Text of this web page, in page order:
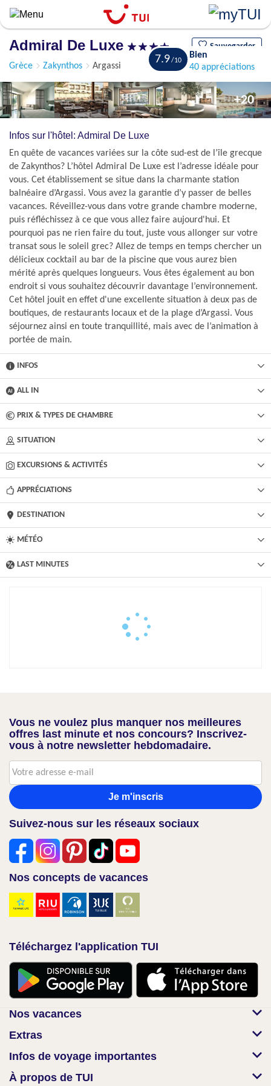
Aller
au
principal
Admiral De Luxe Sauvegarder
Grèce Zakynthos Argassi
7.9
Bien
40 appréciations
+20
Infos sur l'hôtel: Admiral De Luxe
En quête de vacances variées sur la côte sud-est de l’île grecque
de Zakynthos? L’hôtel Admiral De Luxe est l’adresse idéale pour
vous. Cet établissement se situe dans la charmante station
balnéaire d’Argassi. Vous avez la garantie d’y passer de belles
vacances. Réveillez-vous dans votre grande chambre moderne,
puis réfléchissez à ce que vous allez faire aujourd'hui. Et
pourquoi pas ne rien faire du tout, juste vous allonger sur votre
transat sous le soleil grec? Allez de temps en temps chercher un
délicieux cocktail au bar de la piscine que vous aurez bien
mérité après quelques longueurs. Vous êtes également au bon
endroit si vous souhaitez découvrir davantage l’environnement.
Cet hôtel jouit en effet d'une excellente situation à deux pas de
boutiques, de restaurants locaux et de la plage d’Argassi. Vous
séjournez ainsi en toute tranquillité, mais avec de l’animation à
portée de main.
INFOS
ALL IN
PRIX & TYPES DE CHAMBRE
SITUATION
EXCURSIONS & ACTIVITÉS​
APPRÉCIATIONS
DESTINATION
MÉTÉO
LAST MINUTES
Vous ne voulez plus manquer nos meilleures
offres last minute et nos concours? Inscrivez-
vous à notre newsletter hebdomadaire.
Je m'inscris
Suivez-nous sur les réseaux sociaux
Nos concepts de vacances
Téléchargez l'application TUI
Nos vacances
Extras
Infos de voyage importantes
À propos de TUI